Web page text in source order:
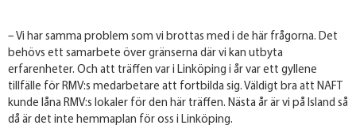
– Vi har samma problem som vi brottas med i de här frågorna. Det
behövs ett samarbete över gränserna där vi kan utbyta
erfarenheter. Och att träffen var i Linköping i år var ett gyllene
tillfälle för RMV:s medarbetare att fortbilda sig. Väldigt bra att NAFT
kunde låna RMV:s lokaler för den här träffen. Nästa år är vi på Island så
då är det inte hemmaplan för oss i Linköping.